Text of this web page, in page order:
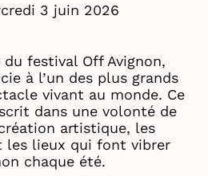
3 juin 2026
du festival Off Avignon,
à l’un des plus grands
vivant au monde. Ce
dans une volonté de
artistique, les
les lieux qui font vibrer
chaque été.